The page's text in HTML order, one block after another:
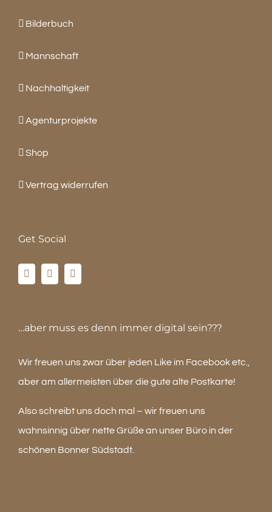
Bilderbuch
Mannschaft
Nachhaltigkeit
Agenturprojekte
Shop
Vertrag widerrufen
Get Social
…aber muss es denn immer digital sein???
Wir freuen uns zwar über jeden Like im Facebook etc.,
aber am allermeisten über die gute alte Postkarte!
Also schreibt uns doch mal – wir freuen uns
wahnsinnig über nette Grüße an unser Büro in der
schönen Bonner Südstadt.